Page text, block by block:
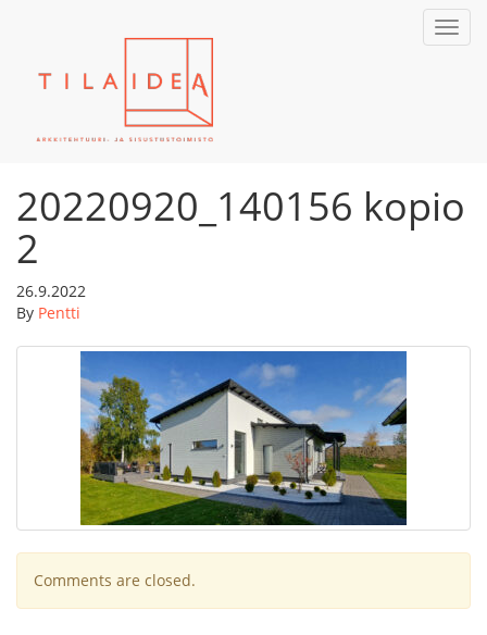
20220920_140156 kopio
2
26.9.2022
By Pentti
Comments are closed.